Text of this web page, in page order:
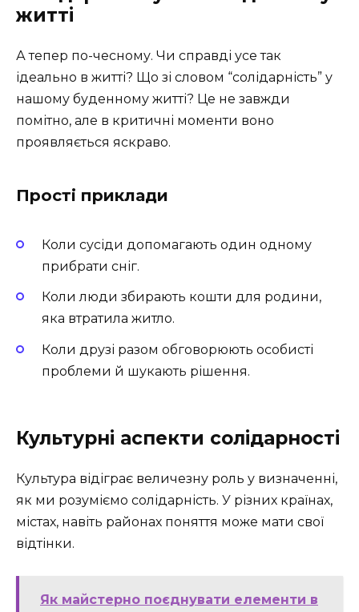
житті
А тепер по-чесному. Чи справді усе так
ідеально в житті? Що зі словом “солідарність” у
нашому буденному житті? Це не завжди
помітно, але в критичні моменти воно
проявляється яскраво.
Прості приклади
Коли сусіди допомагають один одному
прибрати сніг.
Коли люди збирають кошти для родини,
яка втратила житло.
Коли друзі разом обговорюють особисті
проблеми й шукають рішення.
Культурні аспекти солідарності
Культура відіграє величезну роль у визначенні,
як ми розуміємо солідарність. У різних країнах,
містах, навіть районах поняття може мати свої
відтінки.
Як майстерно поєднувати елементи в